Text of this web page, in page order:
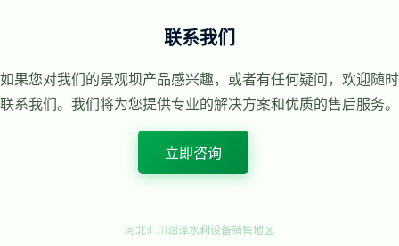
联系我们
如果您对我们的景观坝产品感兴趣，或者有任何疑问，欢迎随时
联系我们。我们将为您提供专业的解决方案和优质的售后服务。
立即咨询
河北汇川润泽水利设备销售地区